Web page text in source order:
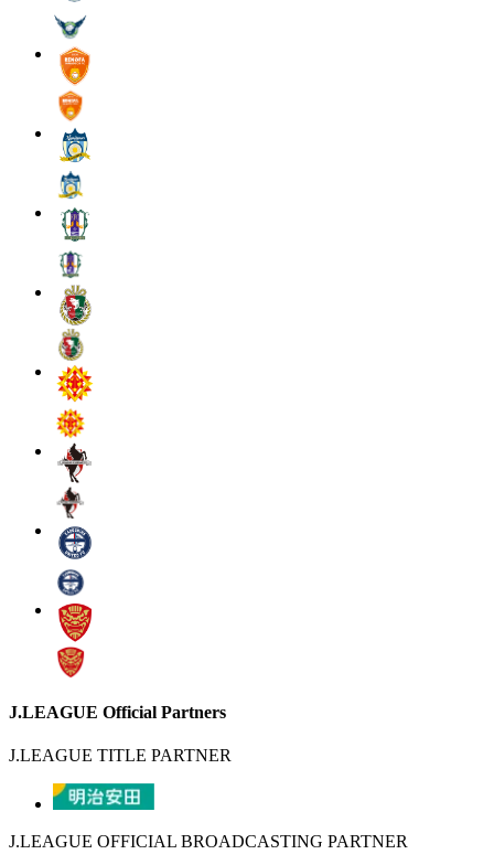
J.LEAGUE Official Partners
J.LEAGUE TITLE PARTNER
J.LEAGUE OFFICIAL BROADCASTING PARTNER